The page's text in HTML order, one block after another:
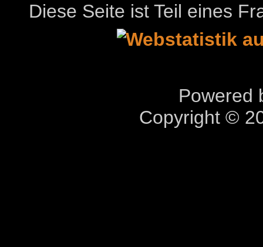
Diese Seite ist Teil eines
Powered
Copyright ©